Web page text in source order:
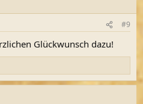
#9
Glückwunsch dazu!